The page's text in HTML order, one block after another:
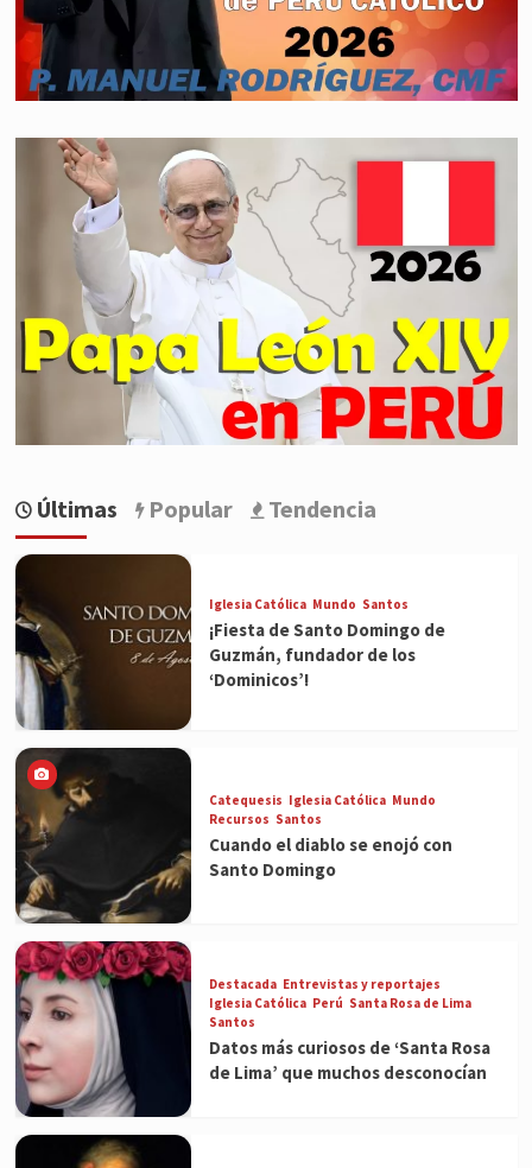
Últimas Popular Tendencia
Iglesia Católica Mundo Santos
¡Fiesta de Santo Domingo de
Guzmán, fundador de los
‘Dominicos’!
Catequesis Iglesia Católica Mundo
Recursos Santos
Cuando el diablo se enojó con
Santo Domingo
Destacada Entrevistas y reportajes
Iglesia Católica Perú Santa Rosa de Lima
Santos
Datos más curiosos de ‘Santa Rosa
de Lima’ que muchos desconocían